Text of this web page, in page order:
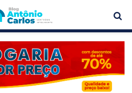
PUBLICIDADE